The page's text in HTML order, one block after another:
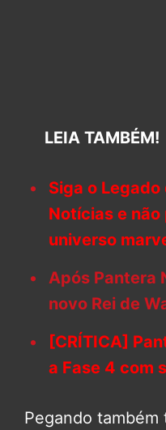
LEIA TAMBÉM!
Siga o
Notícias e
universo
Após Pantera
novo Rei de
[CRÍTICA]
a Fase 4 com
Pegando